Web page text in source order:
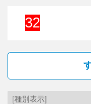
32
[種別表示]